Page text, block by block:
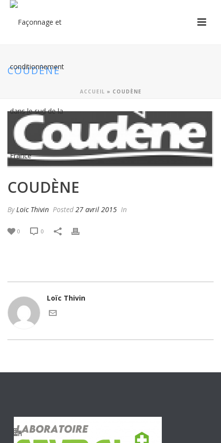
COUDÈNE
ACCUEIL » COUDÈNE
COUDÈNE
By Loïc Thivin Posted 27 avril 2015 In
0 0
Loïc Thivin